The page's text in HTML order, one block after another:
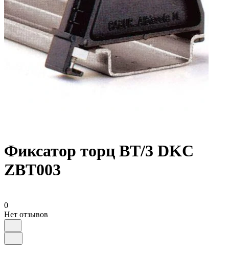
Фиксатор торц BT/3 DKC
ZBT003
0
Нет отзывов